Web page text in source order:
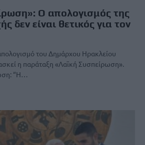
Ο απολογισμός της
δεν είναι θετικός για τον
του Δημάρχου Ηρακλείου
η παράταξη «Λαϊκή Συσπείρωση».
“Η…